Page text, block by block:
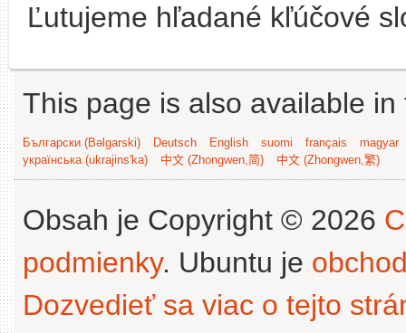
Ľutujeme hľadané kľúčové
This page is also available
Български (Bəlgarski) Deutsch English suomi français
magyar
українська (ukrajins'ka)
中文 (Zhongwen,简) 中文 (Zhongwen,繁)
Obsah je Copyright © 2026
podmienky. Ubuntu je
Dozvedieť sa viac o tejto